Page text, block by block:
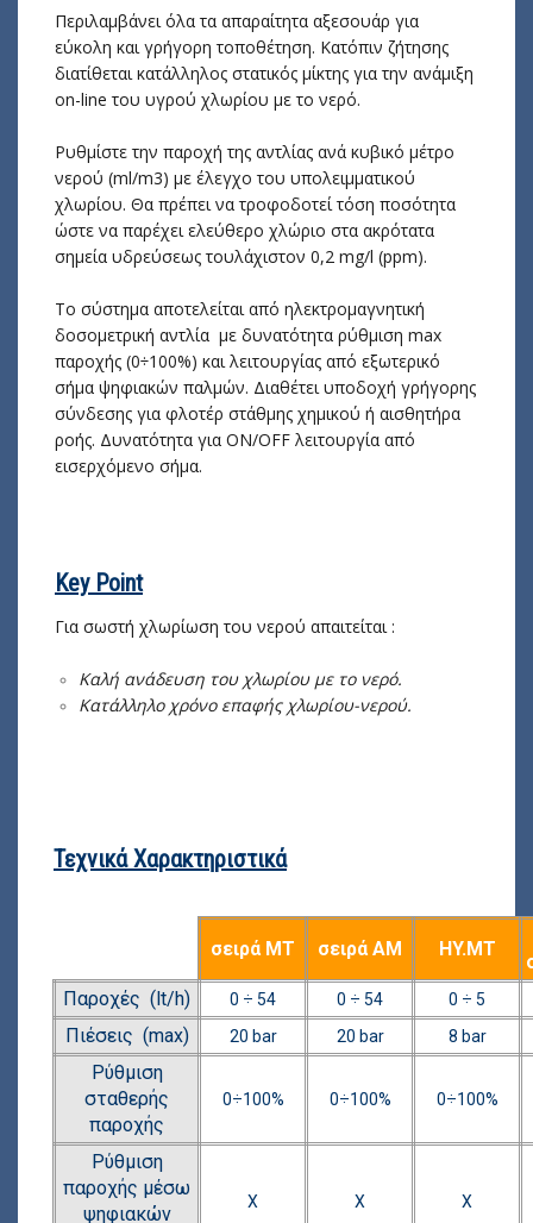
Περιλαμβάνει όλα τα απαραίτητα αξεσουάρ για
εύκολη και γρήγορη τοποθέτηση. Κατόπιν ζήτησης
διατίθεται κατάλληλος στατικός μίκτης για την ανάμιξη
on-line του υγρού χλωρίου με το νερό.
Ρυθμίστε την παροχή της αντλίας ανά κυβικό μέτρο
νερού (ml/m3) με έλεγχο του υπολειμματικού
χλωρίου. Θα πρέπει να τροφοδοτεί τόση ποσότητα
ώστε να παρέχει ελεύθερο χλώριο στα ακρότατα
σημεία υδρεύσεως τουλάχιστον 0,2 mg/l (ppm).
Τo σύστημα αποτελείται από ηλεκτρομαγνητική
δοσομετρική αντλία με δυνατότητα ρύθμιση max
παροχής (0÷100%) και λειτουργίας από εξωτερικό
σήμα ψηφιακών παλμών. Διαθέτει υποδοχή γρήγορης
σύνδεσης για φλοτέρ στάθμης χημικού ή αισθητήρα
ροής. Δυνατότητα για ON/OFF λειτουργία από
εισερχόμενο σήμα.
Key Point
Για σωστή χλωρίωση του νερού απαιτείται :
Καλή ανάδευση του χλωρίου με το νερό.
Κατάλληλο χρόνο επαφής χλωρίου-νερού.
Τεχνικά Χαρακτηριστικά
σειρά MT σειρά ΑΜ HY.ΜΤ
Παροχές (lt/h)
0 ÷ 54 0 ÷ 54 0 ÷ 5
Πιέσεις (max) 20 bar 20 bar 8 bar
Ρύθμιση
σταθερής
παροχής
0÷100% 0÷100% 0÷100%
Ρύθμιση
παροχής μέσω
ψηφιακών
Χ Χ Χ